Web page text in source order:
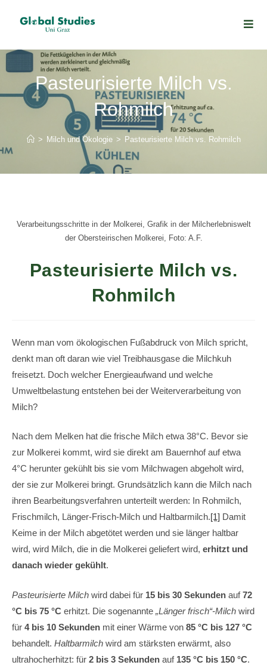
Pasteurisierte Milch vs.
Rohmilch
> Milch und Ökologie > Pasteurisierte Milch vs. Rohmilch
Verarbeitungsschritte in der Molkerei, Grafik in der Milcherlebniswelt
der Obersteirischen Molkerei, Foto: A.F.
Pasteurisierte Milch vs.
Rohmilch
Wenn man vom ökologischen Fußabdruck von Milch spricht,
denkt man oft daran wie viel Treibhausgase die Milchkuh
freisetzt. Doch welcher Energieaufwand und welche
Umweltbelastung entstehen bei der Weiterverarbeitung von
Milch?
Nach dem Melken hat die frische Milch etwa 38°C. Bevor sie
zur Molkerei kommt, wird sie direkt am Bauernhof auf etwa
4°C herunter gekühlt bis sie vom Milchwagen abgeholt wird,
der sie zur Molkerei bringt. Grundsätzlich kann die Milch nach
ihren Bearbeitungsverfahren unterteilt werden: In Rohmilch,
Frischmilch, Länger-Frisch-Milch und Haltbarmilch.[1] Damit
Keime in der Milch abgetötet werden und sie länger haltbar
wird, wird Milch, die in die Molkerei geliefert wird, erhitzt und
danach wieder gekühlt.
Pasteurisierte Milch wird dabei für 15 bis 30 Sekunden auf72
°C bis 75 °C erhitzt. Die sogenannte „Länger frisch“-Milch wird
für 4 bis 10 Sekunden mit einer Wärme von 85 °C bis 127 °C
behandelt. Haltbarmilch wird am stärksten erwärmt, also
ultrahocherhitzt: für 2 bis 3 Sekunden auf 135 °C bis 150 °C.